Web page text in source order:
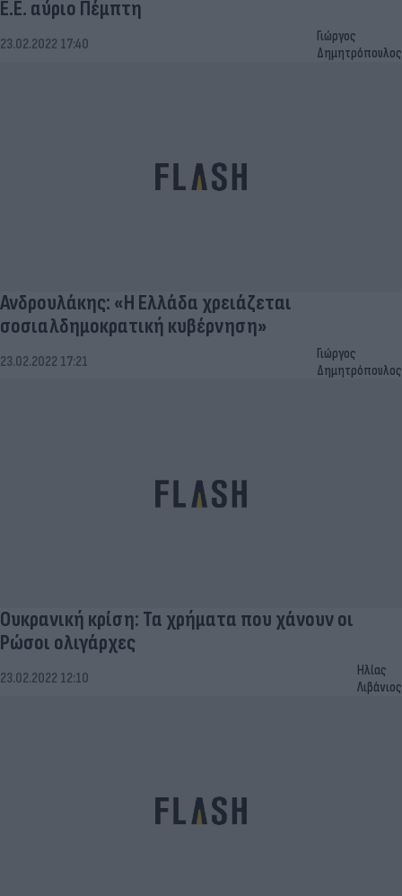
Ε.Ε. αύριο Πέμπτη
23.02.2022 17:40
Γιώργος
Δημητρόπουλος
Ανδρουλάκης: «Η Ελλάδα χρειάζεται
σοσιαλδημοκρατική κυβέρνηση»
23.02.2022 17:21
Γιώργος
Δημητρόπουλος
Ουκρανική κρίση: Τα χρήματα που χάνουν οι
Ρώσοι ολιγάρχες
23.02.2022 12:10
Ηλίας
Λιβάνιος